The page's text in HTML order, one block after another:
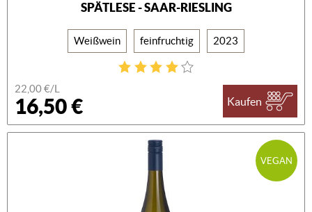
SPÄTLESE - SAAR-RIESLING
Weißwein feinfruchtig 2023
22,00 €/L
16,50 € Kaufen
VEGAN